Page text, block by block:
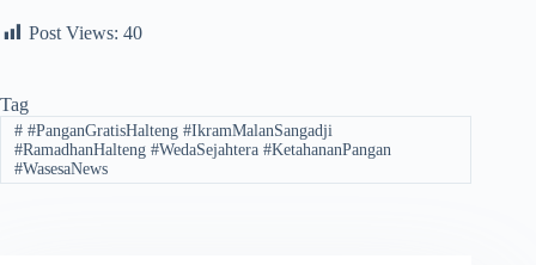
Post Views: 40
Tag
##PanganGratisHalteng #IkramMalanSangadji
#RamadhanHalteng #WedaSejahtera #KetahananPangan
#WasesaNews